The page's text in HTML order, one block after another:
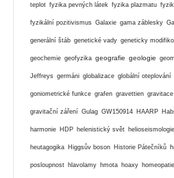
teplot fyzika pevných látek fyzika plazmatu
fyzikální pozitivismus Galaxie gama záblesky
generální štáb genetické vady geneticky
geochemie geofyzika geografie geologie
Jeffreys germáni globalizace globální oteplování
goniometrické funkce grafen gravettien gravitace
gravitační záření Gulag GW150914 HAARP
harmonie HDP helenistický svět helioseismologie
heutagogika Higgsův boson Historie Pátečníků
posloupnost hlavolamy hmota hoaxy homeopatie